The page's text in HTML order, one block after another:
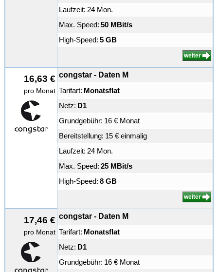
Laufzeit: 24 Mon.
Max. Speed: 50 MBit/s
High-Speed: 5 GB
weiter
16,63 €
pro Monat
congstar - Daten M
Tarifart: Monatsflat
Netz: D1
Grundgebühr: 16 € Monat
Bereitstellung: 15 € einmalig
Laufzeit: 24 Mon.
Max. Speed: 25 MBit/s
High-Speed: 8 GB
weiter
17,46 €
pro Monat
congstar - Daten M
Tarifart: Monatsflat
Netz: D1
Grundgebühr: 16 € Monat